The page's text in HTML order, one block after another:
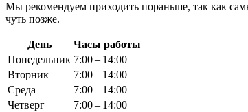
Мы рекомендуем приходить пораньше, так как
чуть позже.
День
Часы работы
Понедельник 7:00 – 14:00
Вторник
7:00 – 14:00
Среда
7:00 – 14:00
Четверг
7:00 – 14:00